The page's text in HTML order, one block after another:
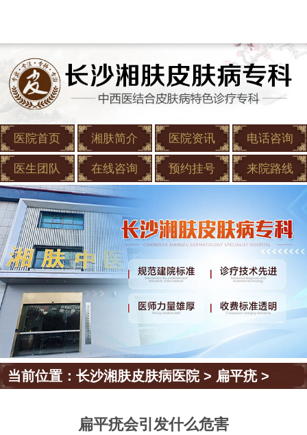
医院首页 湘肤简介 医院资讯 电话咨询
医生团队 在线咨询 预约挂号 来院路线
当前位置：长沙湘肤皮肤病医院> 扁平疣>
扁平疣会引发什么危害